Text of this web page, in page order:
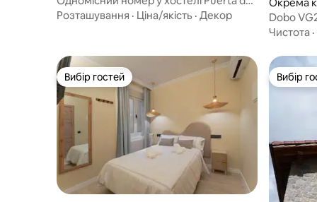
Alcázar
Розташування · Ціна/якість · Декор
Dobo
Чистота ·
Вибір гостей
Вибір гостей Вибір
Вибір